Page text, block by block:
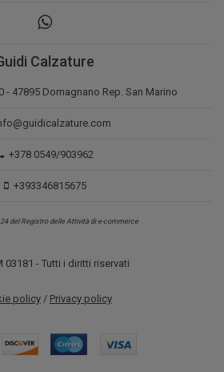
Calzature
- 47895 Domagnano Rep. San Marino
+378 0549/903962
+393346815675
24 del Registro delle Attività di e-commerce
03181 - Tutti i diritti riservati
policy/ Privacy policy